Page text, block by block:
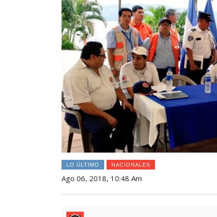
LO ÚLTIMO NACIONALES
Ago 06, 2018, 10:48 Am